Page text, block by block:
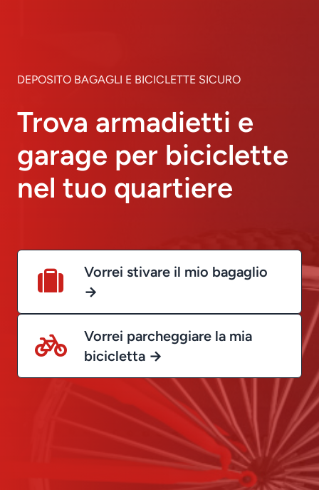
DEPOSITO BAGAGLI E BICICLETTE SICURO
Trova armadietti e
garage per biciclette
nel tuo quartiere
Vorrei stivare il mio bagaglio
→
Vorrei parcheggiare la mia
bicicletta →